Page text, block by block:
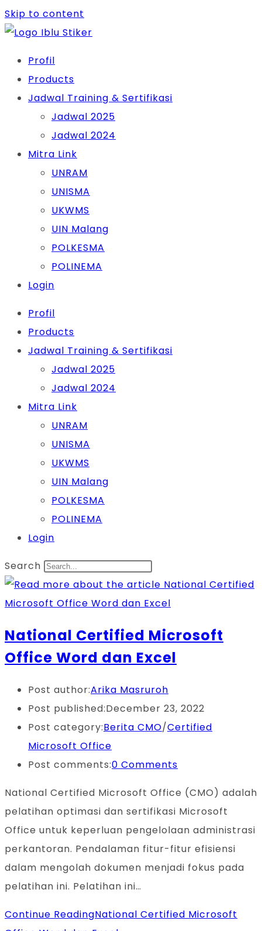
Skip to content
Profil
Products
Jadwal Training & Sertifikasi
Jadwal 2025
Jadwal 2024
Mitra Link
UNRAM
UNISMA
UKWMS
UIN Malang
POLKESMA
POLINEMA
Login
Profil
Products
Jadwal Training & Sertifikasi
Jadwal 2025
Jadwal 2024
Mitra Link
UNRAM
UNISMA
UKWMS
UIN Malang
POLKESMA
POLINEMA
Login
Search
National Certified Microsoft
Office Word dan Excel
Post author:Arika Masruroh
Post published:December 23, 2022
Post category:Berita CMO/Certified
Microsoft Office
Post comments:0 Comments
National Certified Microsoft Office (CMO) adalah
pelatihan optimasi dan sertifikasi Microsoft
Office untuk keperluan pengelolaan administrasi
perkantoran. Pendalaman fitur-fitur efisiensi
dalam mengolah dokumen menjadi fokus pada
pelatihan ini. Pelatihan ini…
Continue ReadingNational Certified Microsoft